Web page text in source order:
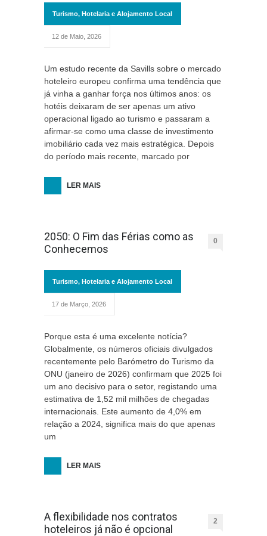
Turismo, Hotelaria e Alojamento Local
12 de Maio, 2026
Um estudo recente da Savills sobre o mercado
hoteleiro europeu confirma uma tendência que
já vinha a ganhar força nos últimos anos: os
hotéis deixaram de ser apenas um ativo
operacional ligado ao turismo e passaram a
afirmar-se como uma classe de investimento
imobiliário cada vez mais estratégica. Depois
do período mais recente, marcado por
LER MAIS
2050: O Fim das Férias como as
Conhecemos
0
Turismo, Hotelaria e Alojamento Local
17 de Março, 2026
Porque esta é uma excelente notícia?
Globalmente, os números oficiais divulgados
recentemente pelo Barómetro do Turismo da
ONU (janeiro de 2026) confirmam que 2025 foi
um ano decisivo para o setor, registando uma
estimativa de 1,52 mil milhões de chegadas
internacionais. Este aumento de 4,0% em
relação a 2024, significa mais do que apenas
um
LER MAIS
A flexibilidade nos contratos
hoteleiros já não é opcional
2